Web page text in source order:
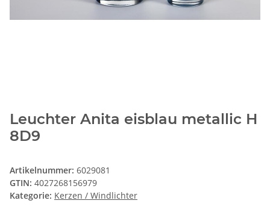
Leuchter Anita eisblau metallic H
8D9
Artikelnummer: 6029081
GTIN: 4027268156979
Kategorie: Kerzen / Windlichter